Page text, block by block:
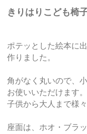
きりはりこども椅
ポテッとした絵本に
作りました。
角がなく丸いので、
お使いいただけます。
子供から大人まで様
座面は、ホオ・ブラ